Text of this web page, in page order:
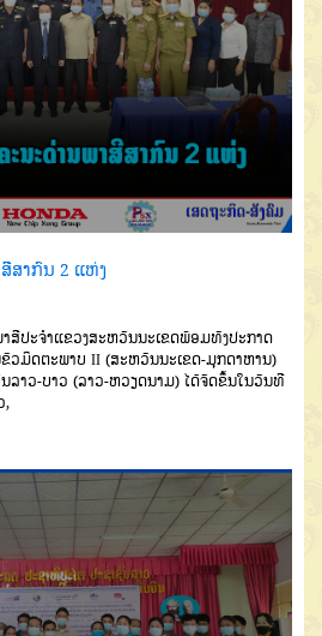
ສາກົນ 2 ແຫ່ງ
ສີປະຈຳແຂວງສະຫວັນນະເຂດພ້ອມທັງປະກາດ
ວມິດຕະພາບ II (ສະຫວັນນະເຂດ-ມຸກດາຫານ)
ລາວ-ບາວ (ລາວ-ຫວຽດນາມ) ໄດ້ຈັດຂຶ້ນໃນວັນທີ
,